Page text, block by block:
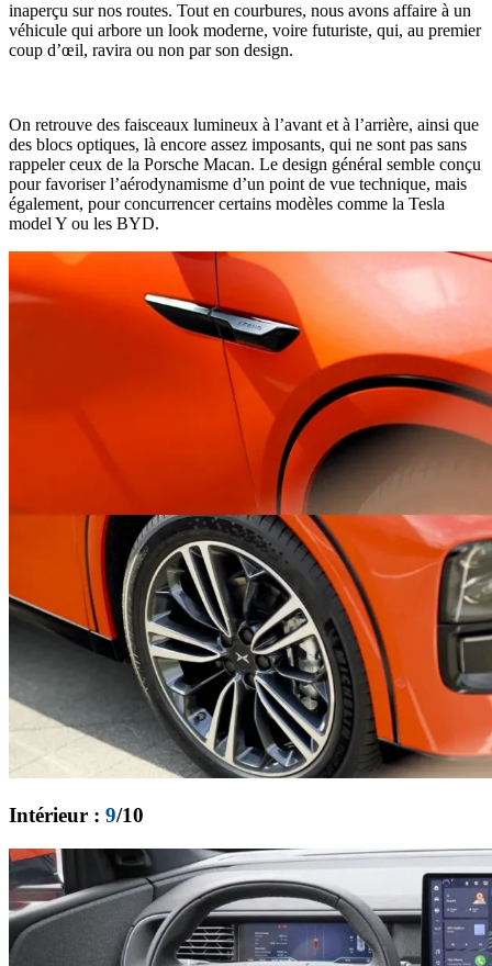
inaperçu sur nos routes. Tout en courbures, nous avons affaire à un
véhicule qui arbore un look moderne, voire futuriste, qui, au premier
coup d’œil, ravira ou non par son design.
On retrouve des faisceaux lumineux à l’avant et à l’arrière, ainsi que
des blocs optiques, là encore assez imposants, qui ne sont pas sans
rappeler ceux de la Porsche Macan. Le design général semble conçu
pour favoriser l’aérodynamisme d’un point de vue technique, mais
également, pour concurrencer certains modèles comme la Tesla
model Y ou les BYD.
Intérieur : 9/10